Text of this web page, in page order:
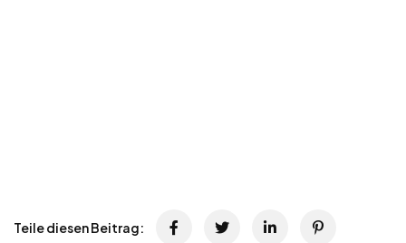
Teile diesen Beitrag: